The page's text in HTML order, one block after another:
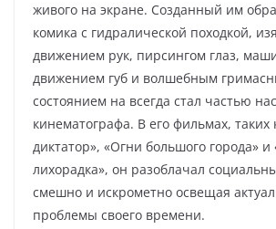
живого на экране. Созданный им
комика с гидралической походкой,
движением рук, пирсингом глаз,
движением губ и волшебным
состоянием на всегда стал частью
кинематографа. В его фильмах, таких
диктатор», «Огни большого города» и
лихорадка», он разоблачал
смешно и искрометно освещая
проблемы своего времени.